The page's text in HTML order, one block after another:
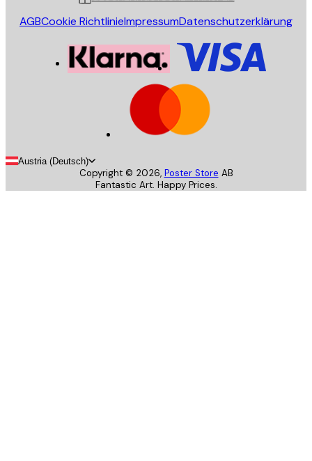
AGBCookie RichtlinieImpressumDatenschutzerklärung
Austria (Deutsch)
Copyright © 2026, Poster Store AB
Fantastic Art. Happy Prices.